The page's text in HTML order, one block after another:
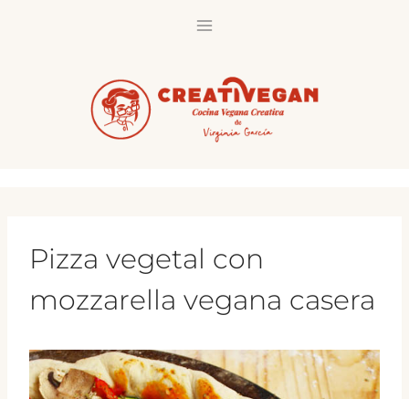
Pizza vegetal con
mozzarella vegana casera